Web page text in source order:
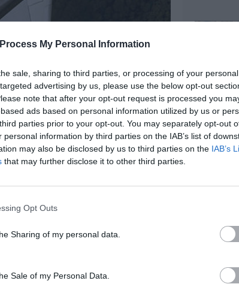
My Personal Information
sale, sharing to third parties, or processing of your
advertising by us, please use the below opt-out
note that after your opt-out request is processed you
ads based on personal information utilized by us or
parties prior to your opt-out. You may separately opt-out
information by third parties on the IAB’s list of
may also be disclosed by us to third parties on the IAB’s
that may further disclose it to other third parties.
Opt Outs
Sharing of my personal data.
Sale of my Personal Data.
l’article ?
un don !